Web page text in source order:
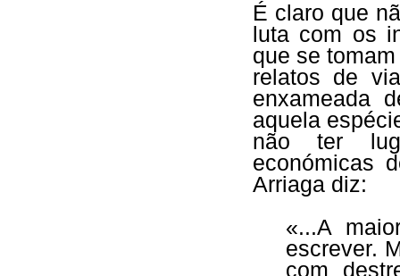
É claro que
luta com os
que se
relatos de
enxameada
aquela
não ter
económicas
Arriaga diz:
«...A
escrever.
com